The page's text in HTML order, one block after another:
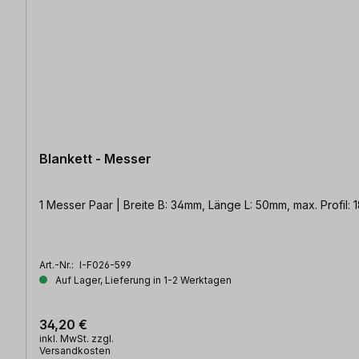
Blankett - Messer
1 Messer Paar | Breite B: 34mm, Länge L: 50mm, max. Profil:
Art.-Nr.: I-F026-599
Auf Lager, Lieferung in 1-2 Werktagen
34,20 €
inkl. MwSt. zzgl.
Versandkosten